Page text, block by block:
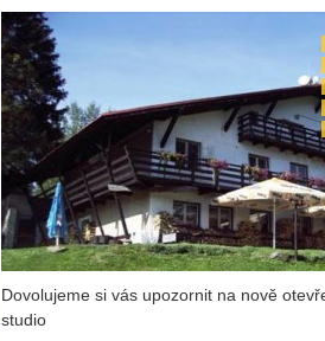
Dovolujeme si vás upozornit na nově
studio